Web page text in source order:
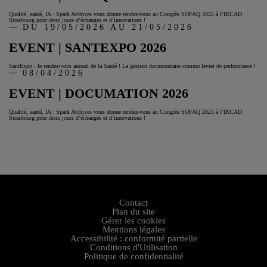
Qualité, santé, IA : Spark Archives vous donne rendez-vous au Congrès SOFAQ 2025 à l’IRCAD
Strasbourg pour deux jours d’échanges et d’innovations !
EVENT | SANTEXPO 2026
DU 19/05/2026 AU 21/05/2026
SantExpo : le rendez-vous annuel de la Santé ! La gestion documentaire comme levier de performance !
EVENT | DOCUMATION 2026
08/04/2026
Qualité, santé, IA : Spark Archives vous donne rendez-vous au Congrès SOFAQ 2025 à l’IRCAD
Strasbourg pour deux jours d’échanges et d’innovations !
Contact
Plan du site
Gérer les cookies
Mentions légales
Accessibilité : conformité partielle
Conditions d'Utilisation
Politique de confidentialité